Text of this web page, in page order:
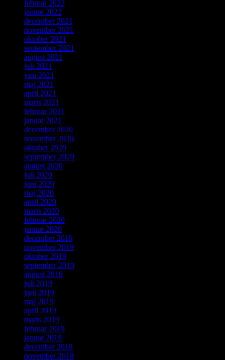
februar 2022
januar 2022
december 2021
november 2021
oktober 2021
september 2021
august 2021
juli 2021
juni 2021
maj 2021
april 2021
marts 2021
februar 2021
januar 2021
december 2020
november 2020
oktober 2020
september 2020
august 2020
juli 2020
juni 2020
maj 2020
april 2020
marts 2020
februar 2020
januar 2020
december 2019
november 2019
oktober 2019
september 2019
august 2019
juli 2019
juni 2019
maj 2019
april 2019
marts 2019
februar 2019
januar 2019
december 2018
november 2018